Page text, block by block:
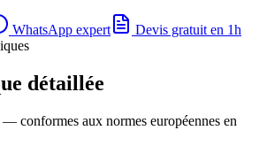
WhatsApp expert
Devis gratuit en 1h
détaillée
conformes aux normes européennes en